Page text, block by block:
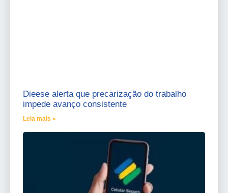
Dieese alerta que precarização do trabalho
impede avanço consistente
Leia mais »